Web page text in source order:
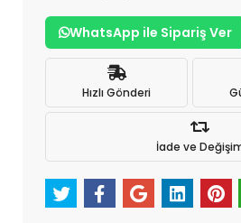
WhatsApp ile Sipariş Ver
Hızlı Gönderi
İade ve